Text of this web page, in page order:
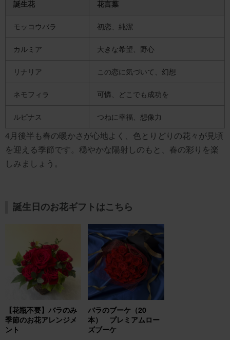
誕生花 花言葉
モッコウバラ 初恋、純潔
カルミア 大きな希望、野心
リナリア この恋に気づいて、幻想
ネモフィラ 可憐、どこでも成功を
ルピナス つねに幸福、想像力
4月後半も春の暖かさが心地よく、色とりどりの花々が見頃
を迎える季節です。穏やかな陽射しのもと、春の彩りを楽
しみましょう。
誕生日のお花ギフトはこちら
【花瓶不要】バラのみ
季節のお花アレンジメ
ント
バラのブーケ（20
本） プレミアムロー
ズブーケ